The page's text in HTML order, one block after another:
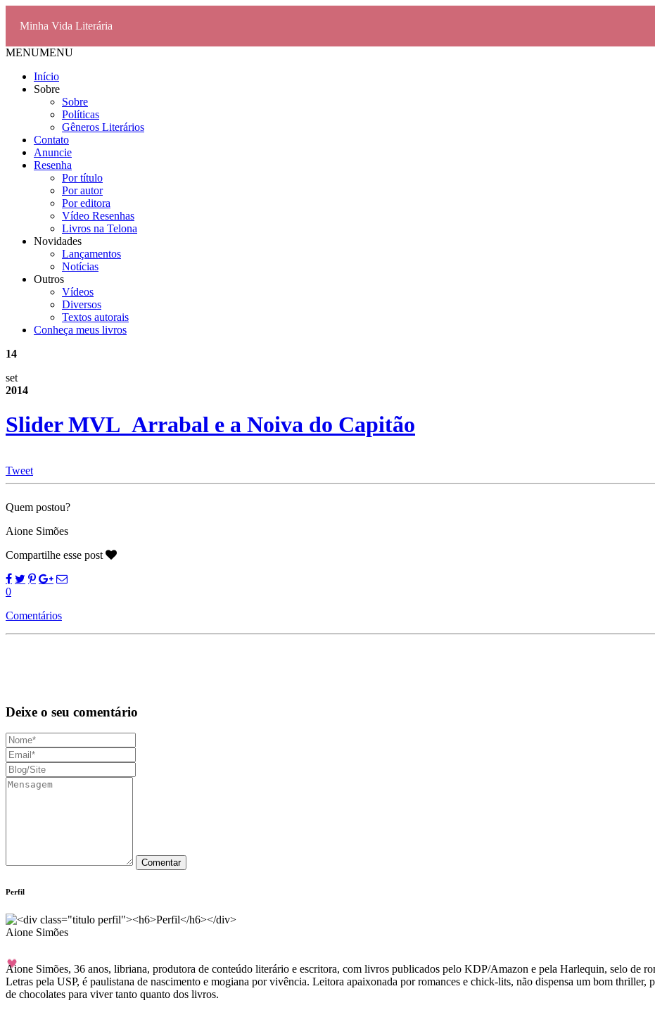
Minha Vida Literária
MENUMENU
Início
Sobre
Sobre
Políticas
Gêneros Literários
Contato
Anuncie
Resenha
Por título
Por autor
Por editora
Vídeo Resenhas
Livros na Telona
Novidades
Lançamentos
Notícias
Outros
Vídeos
Diversos
Textos autorais
Conheça meus livros
14
set
2014
Slider MVL_Arrabal e a Noiva do Capitão
Tweet
Quem postou?
Aione Simões
Compartilhe esse post
0
Comentários
Deixe o seu comentário
Perfil
Aione Simões
Aione Simões, 36 anos, libriana, produtora de conteúdo literário e escritora, com livros publicados pelo KDP/Amazon e pela Harlequin, selo de
Letras pela USP, é paulistana de nascimento e mogiana por vivência. Leitora apaixonada por romances e chick-lits, não dispensa um bom
de chocolates para viver tanto quanto dos livros.